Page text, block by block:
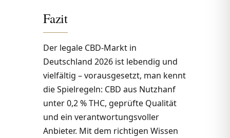
Fazit
Der legale CBD-Markt in
Deutschland 2026 ist lebendig und
vielfältig – vorausgesetzt, man kennt
die Spielregeln: CBD aus Nutzhanf
unter 0,2 % THC, geprüfte Qualität
und ein verantwortungsvoller
Anbieter. Mit dem richtigen Wissen